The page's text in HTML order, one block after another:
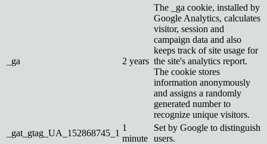
_ga 2 years
The _ga cookie, installed by
Google Analytics, calculates
visitor, session and
campaign data and also
keeps track of site usage for
the site's analytics report.
The cookie stores
information anonymously
and assigns a randomly
generated number to
recognize unique visitors.
_gat_gtag_UA_152868745_1
1
minute
Set by Google to distinguish
users.